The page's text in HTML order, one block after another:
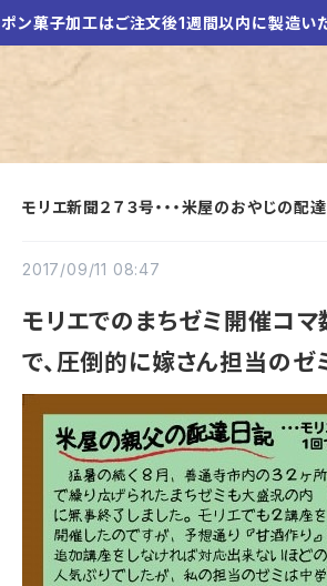
ポン菓子加工はご注文後1週間以内に製造いた
モリエ新聞２７３号・・・米屋のおやじの配
2017/09/11 08:47
モリエでのまちゼミ開催コマ
で、圧倒的に嫁さん担当のゼ